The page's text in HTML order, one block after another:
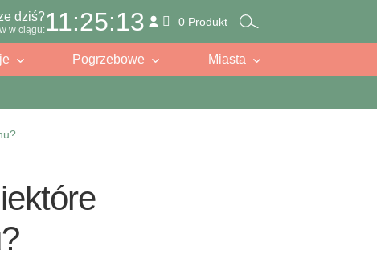
dziś?
w ciągu:11:25:12 0 Produkt
Pogrzebowe Miasta